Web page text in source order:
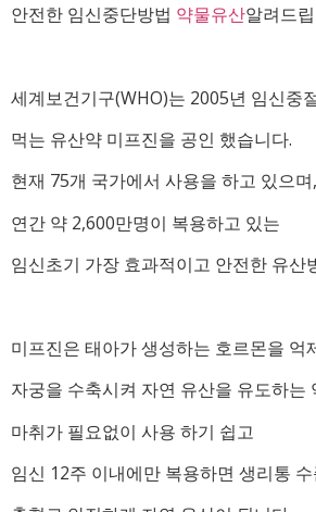
안전한 임신중단방법 약물유산알려드
세계보건기구(WHO)는 2005년 임신중
먹는 유산약 미프진을 공인 했습니다.
현재 75개 국가에서 사용을 하고 있으며,
연간 약 2,600만명이 복용하고 있는
임신초기 가장 효과적이고 안전한 유산
미프진은 태아가 생성하는 호르몬을 억
자궁을 수축시켜 자연 유산을 유도하는
마취가 필요없이 사용 하기 쉽고
임신 12주 이내에만 복용하면 생리통 수